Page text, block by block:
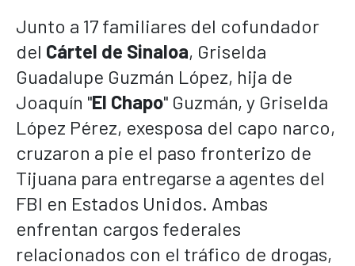
Junto a 17 familiares del cofundador
del Cártel de Sinaloa, Griselda
Guadalupe Guzmán López, hija de
Joaquín "El Chapo" Guzmán, y Griselda
López Pérez, exesposa del capo narco,
cruzaron a pie el paso fronterizo de
Tijuana para entregarse a agentes del
FBI en Estados Unidos. Ambas
enfrentan cargos federales
relacionados con el tráfico de drogas,